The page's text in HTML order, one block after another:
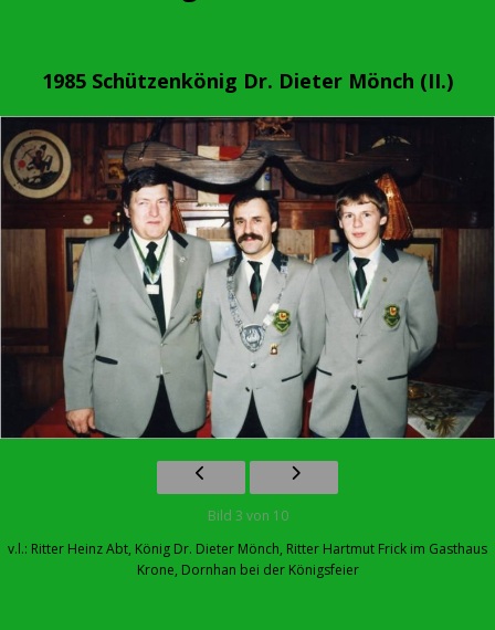
1985 Schützenkönig Dr. Dieter Mönch (II.)
Bild 3 von 10
v.l.: Ritter Heinz Abt, König Dr. Dieter Mönch, Ritter Hartmut Frick im Gasthaus
Krone, Dornhan bei der Königsfeier